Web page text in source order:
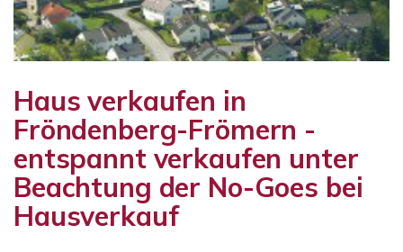
Haus verkaufen in
Fröndenberg-Frömern -
entspannt verkaufen unter
Beachtung der No-Goes bei
Hausverkauf